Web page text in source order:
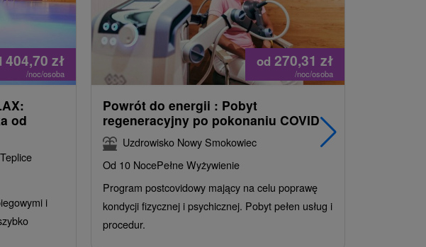
404,70zł
/noc/osoba
od
i
od 270,31 zł
/noc/osoba
Powrót do energii : Pobyt
regeneracyjny po pokonaniu COVID
Uzdrowisko Nowy Smokowiec
Od 10 NocePełne Wyżywienie
Program postcovidowy mający na celu poprawę
kondycji fizycznej i psychicznej. Pobyt pełen usług i
procedur.